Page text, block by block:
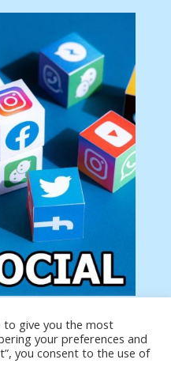
con un link de tu
to give you the most
your preferences and
you consent to the use of